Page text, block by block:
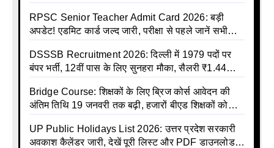
RPSC Senior Teacher Admit Card 2026: बड़ी
अपडेट! एडमिट कार्ड जल्द जारी, परीक्षा से पहले जानें सभी
DSSSB Recruitment 2026: दिल्ली में 1979 पदों पर
बंपर भर्ती, 12वीं पास के लिए सुनहरा मौका, सैलरी ₹1.44
Bridge Course: शिक्षकों के लिए ब्रिज कोर्स आवेदन की
अंतिम तिथि 19 जनवरी तक बढ़ी, हजारों बीएड शिक्षकों को
UP Public Holidays List 2026: उत्तर प्रदेश सरकारी
अवकाश कैलेंडर जारी, देखें पूरी लिस्ट और PDF डाउनलोड